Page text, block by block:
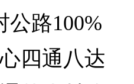
公路100%
四通八达